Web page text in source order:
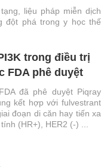
liệu pháp miễn dịch
đột phá trong y học thế
trong điều trị
FDA phê duyệt
đã phê duyệt Piqray
kết hợp với fulvestrant
đoạn di căn hay tiến xa
(HR+), HER2 (-) ...